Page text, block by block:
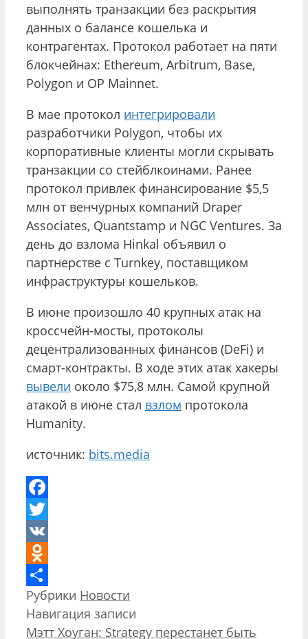
выполнять транзакции без раскрытия
данных о балансе кошелька и
контрагентах. Протокол работает на пяти
блокчейнах: Ethereum, Arbitrum, Base,
Polygon и OP Mainnet.
В мае протокол интегрировали
разработчики Polygon, чтобы их
корпоративные клиенты могли скрывать
транзакции со стейблкоинами. Ранее
протокол привлек финансирование $5,5
млн от венчурных компаний Draper
Associates, Quantstamp и NGC Ventures. За
день до взлома Hinkal объявил о
партнерстве с Turnkey, поставщиком
инфраструктуры кошельков.
В июне произошло 40 крупных атак на
кроссчейн-мосты, протоколы
децентрализованных финансов (DeFi) и
смарт-контракты. В ходе этих атак хакеры
вывели около $75,8 млн. Самой крупной
атакой в июне стал взлом протокола
Humanity.
источник: bits.media
Facebook
Twitter
VK
Odnoklassniki
Отправить
Рубрики Новости
Навигация записи
Мэтт Хоуган: Strategy перестанет быть